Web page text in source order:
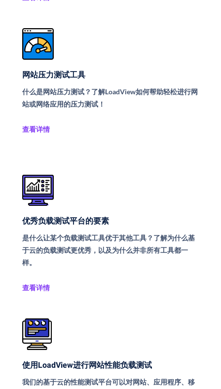
网站压力测试工具
什么是网站压力测试？了解LoadView如何帮助轻松进行网
站或网络应用的压力测试！
查看详情
优秀负载测试平台的要素
是什么让某个负载测试工具优于其他工具？了解为什么基
于云的负载测试更优秀，以及为什么并非所有工具都一
样。
查看详情
使用LoadView进行网站性能负载测试
我们的基于云的性能测试平台可以对网站、应用程序、移